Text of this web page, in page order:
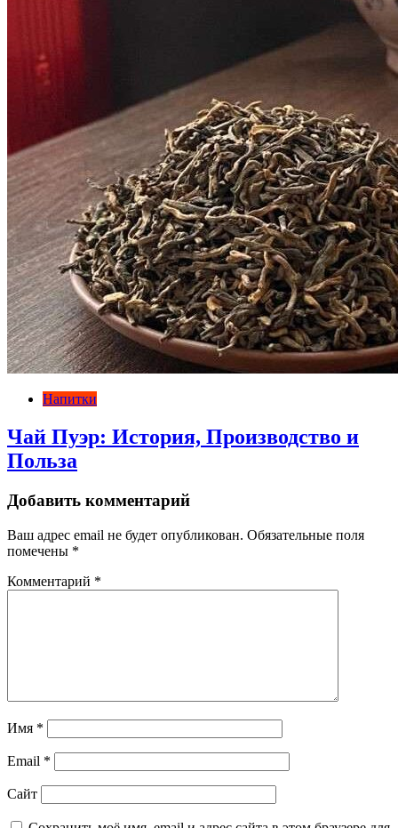
Напитки
Чай Пуэр: История, Производство и
Польза
Добавить комментарий
Ваш адрес email не будет опубликован. Обязательные поля
помечены *
Комментарий *
Имя *
Email *
Сайт